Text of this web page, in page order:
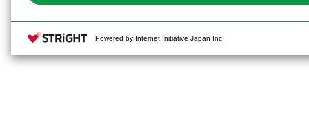
Powered by Internet Initiative Japan Inc.